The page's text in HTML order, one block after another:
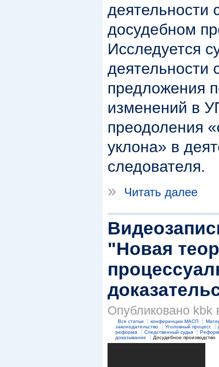
деятельности
досудебном
Исследуется
деятельности
предложения
изменений в
преодоления
уклона» в
следователя.
»
Читать далее
"Новая
Опубликовано kbk
Все статьи конференции МАСП
законодательство
Уголовный процесс
реформа
Следственный судья
доказывание
Досудебное производство